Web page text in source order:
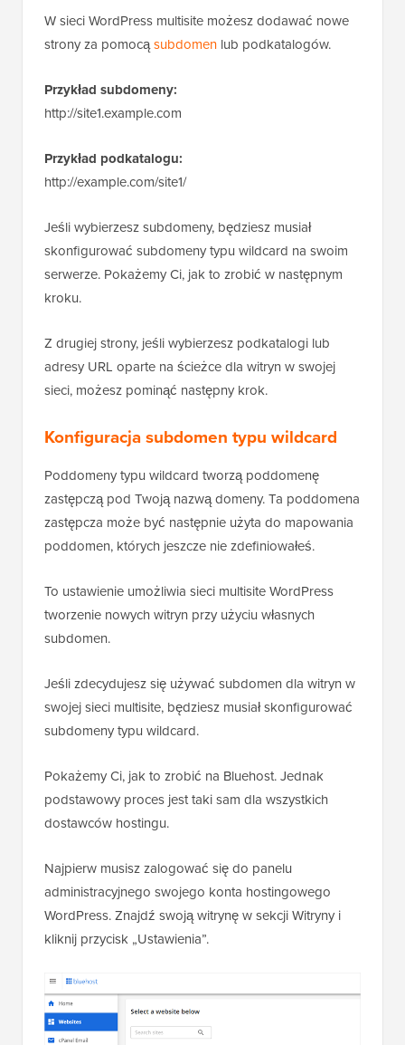
W sieci WordPress multisite możesz dodawać nowe
strony za pomocąsubdomen lub podkatalogów.
Przykład subdomeny:
http://site1.example.com
Przykład podkatalogu:
http://example.com/site1/
Jeśli wybierzesz subdomeny, będziesz musiał
skonfigurować subdomeny typu wildcard na swoim
serwerze. Pokażemy Ci, jak to zrobić w następnym
kroku.
Z drugiej strony, jeśli wybierzesz podkatalogi lub
adresy URL oparte na ścieżce dla witryn w swojej
sieci, możesz pominąć następny krok.
Konfiguracja subdomen typu wildcard
Poddomeny typu wildcard tworzą poddomenę
zastępczą pod Twoją nazwą domeny. Ta poddomena
zastępcza może być następnie użyta do mapowania
poddomen, których jeszcze nie zdefiniowałeś.
To ustawienie umożliwia sieci multisite WordPress
tworzenie nowych witryn przy użyciu własnych
subdomen.
Jeśli zdecydujesz się używać subdomen dla witryn w
swojej sieci multisite, będziesz musiał skonfigurować
subdomeny typu wildcard.
Pokażemy Ci, jak to zrobić na Bluehost. Jednak
podstawowy proces jest taki sam dla wszystkich
dostawców hostingu.
Najpierw musisz zalogować się do panelu
administracyjnego swojego konta hostingowego
WordPress. Znajdź swoją witrynę w sekcji Witryny i
kliknij przycisk „Ustawienia”.